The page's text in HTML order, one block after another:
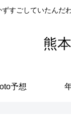
すごしていたんだ
熊
予想